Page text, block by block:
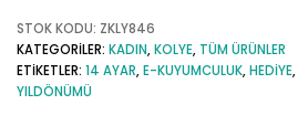
STOK KODU: ZKLY846
KATEGORILER: KADIN,KOLYE, TÜM ÜRÜNLER
ETIKETLER: 14 AYAR,E-KUYUMCULUK,HEDIYE,
YILDÖNÜMÜ